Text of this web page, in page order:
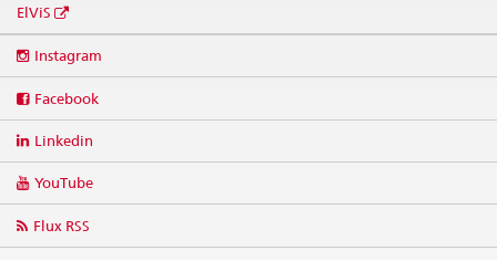
ElViS
media
Instagram
Facebook
Linkedin
YouTube
Flux RSS